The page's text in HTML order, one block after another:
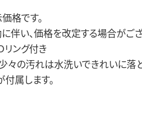
格です。
伴い、価格を改定する場合がござ
リング付き
の汚れは水洗いできれいに落と
属します。